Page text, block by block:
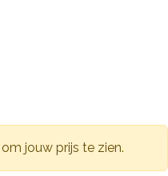
om jouw prijs te zien.